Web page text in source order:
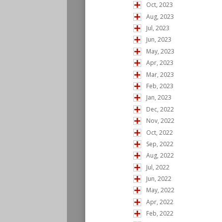
Oct, 2023
Aug, 2023
Jul, 2023
Jun, 2023
May, 2023
Apr, 2023
Mar, 2023
Feb, 2023
Jan, 2023
Dec, 2022
Nov, 2022
Oct, 2022
Sep, 2022
Aug, 2022
Jul, 2022
Jun, 2022
May, 2022
Apr, 2022
Feb, 2022